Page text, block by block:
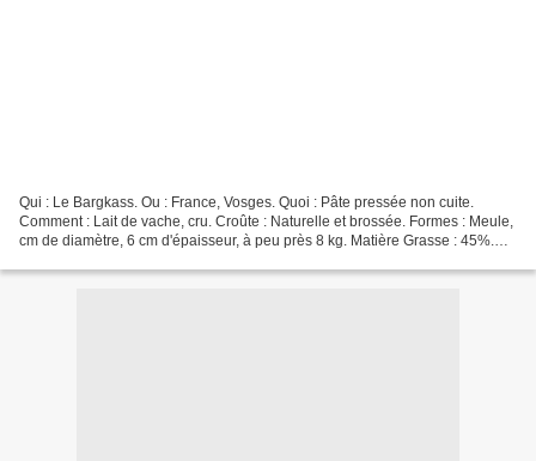
Qui : Le Bargkass. Ou : France, Vosges. Quoi : Pâte pressée non cuite.
Comment : Lait de vache, cru. Croûte : Naturelle et brossée. Formes : Meule,
cm de diamètre, 6 cm d'épaisseur, à peu près 8 kg. Matière Grasse : 45%.